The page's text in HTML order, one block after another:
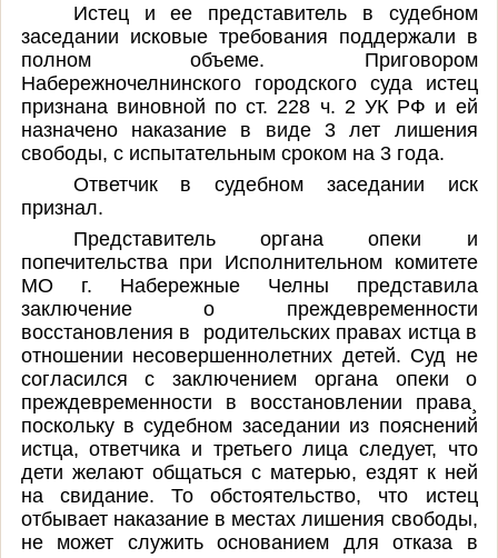
Истец и ее представитель в судебном
заседании исковые требования поддержали в
полном объеме. Приговором
Набережночелнинского городского суда истец
признана виновной по ст. 228 ч. 2 УК РФ и ей
назначено наказание в виде 3 лет лишения
свободы, с испытательным сроком на 3 года.
Ответчик в судебном заседании иск
признал.
Представитель органа опеки и
попечительства при Исполнительном комитете
МО г. Набережные Челны представила
заключение о преждевременности
восстановления в родительских правах истца в
отношении несовершеннолетних детей. Суд не
согласился с заключением органа опеки о
преждевременности в восстановлении права¸
поскольку в судебном заседании из пояснений
истца, ответчика и третьего лица следует, что
дети желают общаться с матерью, ездят к ней
на свидание. То обстоятельство, что истец
отбывает наказание в местах лишения свободы,
не может служить основанием для отказа в